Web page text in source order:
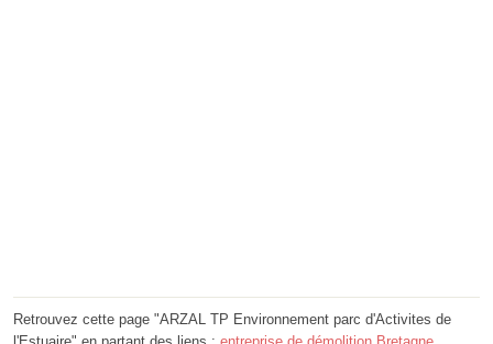
Retrouvez cette page "ARZAL TP Environnement parc d'Activites de